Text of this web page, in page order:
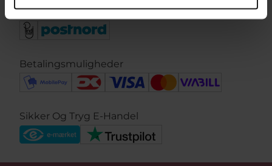
Leveringsmuligheder
Betalingsmuligheder
Sikker Og Tryg E-Handel